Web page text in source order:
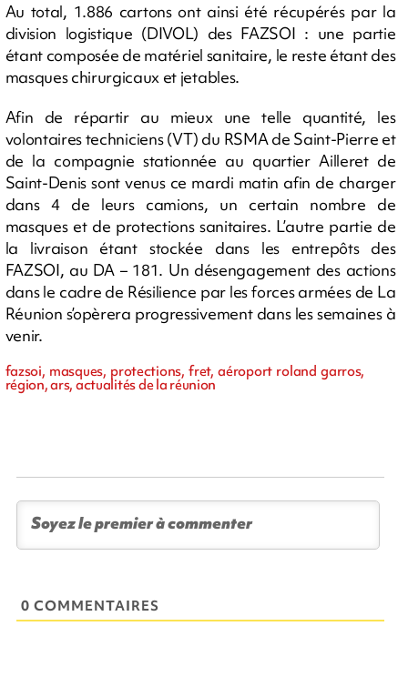
Au total, 1.886 cartons ont ainsi été récupérés par la
division logistique (DIVOL) des FAZSOI : une partie
étant composée de matériel sanitaire, le reste étant des
masques chirurgicaux et jetables.
Afin de répartir au mieux une telle quantité, les
volontaires techniciens (VT) du RSMA de Saint-Pierre et
de la compagnie stationnée au quartier Ailleret de
Saint-Denis sont venus ce mardi matin afin de charger
dans 4 de leurs camions, un certain nombre de
masques et de protections sanitaires. L’autre partie de
la livraison étant stockée dans les entrepôts des
FAZSOI, au DA – 181. Un désengagement des actions
dans le cadre de Résilience par les forces armées de La
Réunion s’opèrera progressivement dans les semaines à
venir.
fazsoi, masques, protections, fret, aéroport roland garros,
région, ars, actualités de la réunion
0 COMMENTAIRES